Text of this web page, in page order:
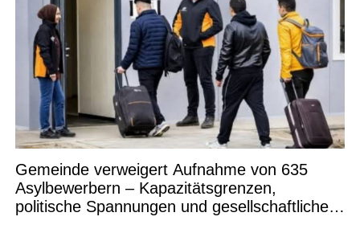
Gemeinde verweigert Aufnahme von 635
Asylbewerbern – Kapazitätsgrenzen,
politische Spannungen und gesellschaftliche